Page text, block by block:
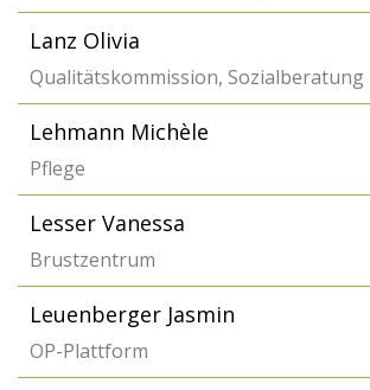
Lanz Olivia
Qualitätskommission, Sozialberatung
Lehmann Michèle
Pflege
Lesser Vanessa
Brustzentrum
Leuenberger Jasmin
OP-Plattform